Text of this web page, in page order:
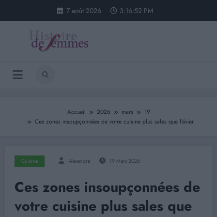
contenu
7 août 2026 3:16:52 PM
Accueil 2026 mars
19
Ces zones insoupçonnées de votre cuisine plus sales que l’évier
Cuisine Alexandre 19 Mars 2026
Ces zones insoupçonnées de
votre cuisine plus sales que